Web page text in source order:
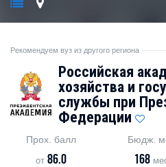
Рекомендуем вуз из другого региона
Российская
хозяйства и
службы при
Федерации
Прох. балл
от86.0
Бюдж.
168